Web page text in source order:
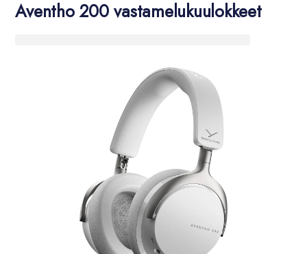
Aventho 200 vastamelukuulokkeet